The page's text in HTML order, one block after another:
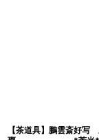
【茶道具】鵬雲斎好写